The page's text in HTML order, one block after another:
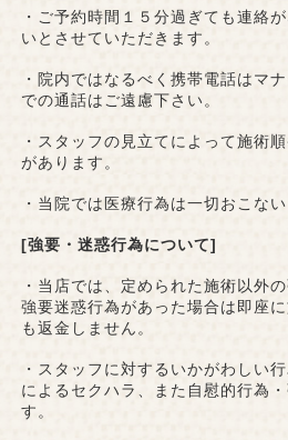
・ご予約時間１５分過ぎても連絡
いとさせていただきます。
・院内ではなるべく携帯電話はマ
での通話はご遠慮下さい。
・スタッフの見立てによって施術
があります。
・当院では医療行為は一切おこない
[強要・迷惑行為について]
・当店では、定められた施術以外
強要迷惑行為があった場合は即座
も返金しません。
・スタッフに対するいかがわしい
によるセクハラ、また自慰的行為
す。